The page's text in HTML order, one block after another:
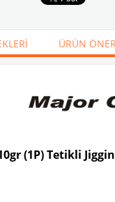
ÜRÜN
(1P) Tetikli